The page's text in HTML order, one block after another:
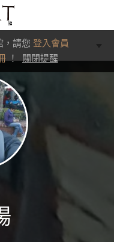
，請您 登入會員
！ 關閉提醒